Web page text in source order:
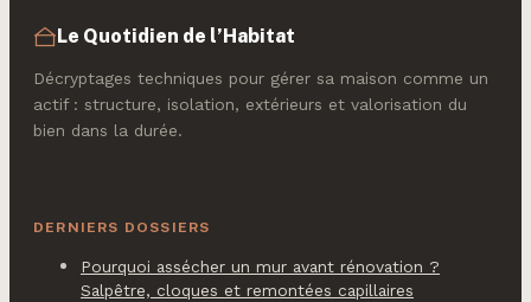
Le Quotidien de l’Habitat
Décryptages techniques pour gérer sa maison comme un
actif : structure, isolation, extérieurs et valorisation du
bien dans la durée.
DERNIERS DOSSIERS
Pourquoi assécher un mur avant rénovation ?
Salpêtre, cloques et remontées capillaires